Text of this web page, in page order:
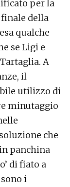
per la
della
qualche
se Ligi e
A
il
utilizzo di
minutaggio
che
panchina
di fiato a
i